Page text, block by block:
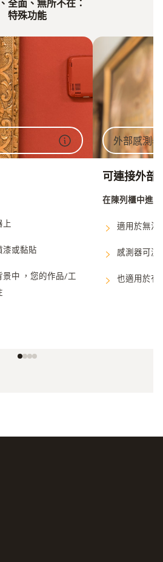
全面、無所不在：
特殊功能
上
漆或黏貼
景中 ，您的作品/工
外部感測器
可連接外部
在陳列櫃中進
適用於無法
感測器可測
也適用於有